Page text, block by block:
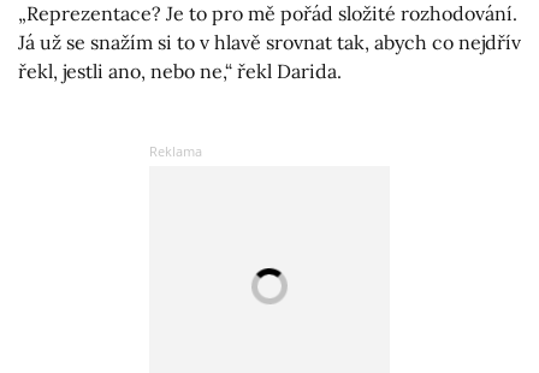
„Reprezentace? Je to pro mě pořád složité rozhodování.
Já už se snažím si to v hlavě srovnat tak, abych co nejdřív
řekl, jestli ano, nebo ne,“ řekl Darida.